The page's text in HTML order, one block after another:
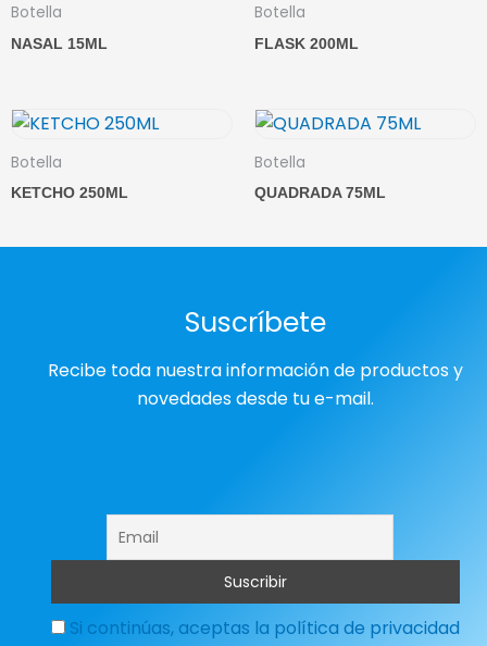
Botella
NASAL 15ML
Botella
FLASK 200ML
Botella
KETCHO 250ML
Botella
QUADRADA 75ML
Suscríbete
Recibe toda nuestra información de productos y
novedades desde tu e-mail.
Si continúas, aceptas la política de privacidad